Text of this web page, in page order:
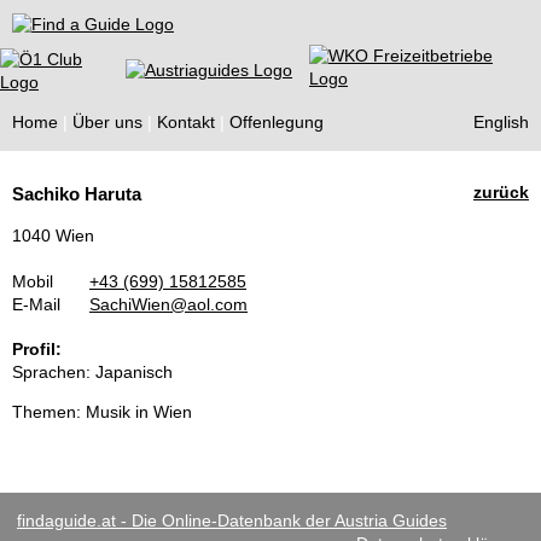
Find a Guide
Home Über uns Kontakt Offenlegung English
Guides
zurück
Sachiko Haruta
1040 Wien
Mobil
+43 (699) 15812585
E-Mail
SachiWien@aol.com
Profil:
Sprachen: Japanisch
Themen: Musik in Wien
findaguide.at - Die Online-Datenbank der Austria Guides